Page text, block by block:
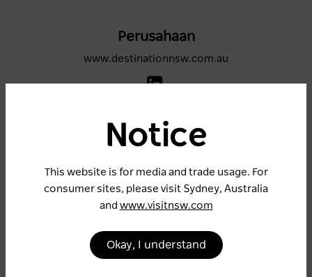
Notice
This website is for media and trade usage. For
consumer sites, please visit Sydney, Australia
and www.visitnsw.com
Okay, I understand
Perusahaan
www.destinationnsw.com.au
Inggris Raya
www.visitnsw.com
Kota Sydney